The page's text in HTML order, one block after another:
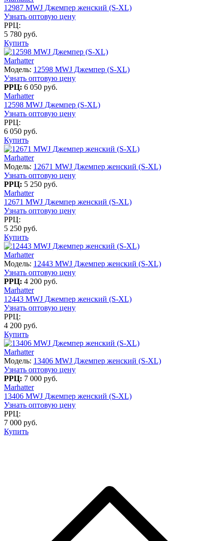
12987 MWJ Джемпер женский (S-XL)
Узнать оптовую цену
РРЦ:
5 780 руб.
Купить
Marhatter
Модель: 12598 MWJ Джемпер (S-XL)
Узнать оптовую цену
РРЦ: 6 050 руб.
Marhatter
12598 MWJ Джемпер (S-XL)
Узнать оптовую цену
РРЦ:
6 050 руб.
Купить
Marhatter
Модель: 12671 MWJ Джемпер женский (S-XL)
Узнать оптовую цену
РРЦ: 5 250 руб.
Marhatter
12671 MWJ Джемпер женский (S-XL)
Узнать оптовую цену
РРЦ:
5 250 руб.
Купить
Marhatter
Модель: 12443 MWJ Джемпер женский (S-XL)
Узнать оптовую цену
РРЦ: 4 200 руб.
Marhatter
12443 MWJ Джемпер женский (S-XL)
Узнать оптовую цену
РРЦ:
4 200 руб.
Купить
Marhatter
Модель: 13406 MWJ Джемпер женский (S-XL)
Узнать оптовую цену
РРЦ: 7 000 руб.
Marhatter
13406 MWJ Джемпер женский (S-XL)
Узнать оптовую цену
РРЦ:
7 000 руб.
Купить